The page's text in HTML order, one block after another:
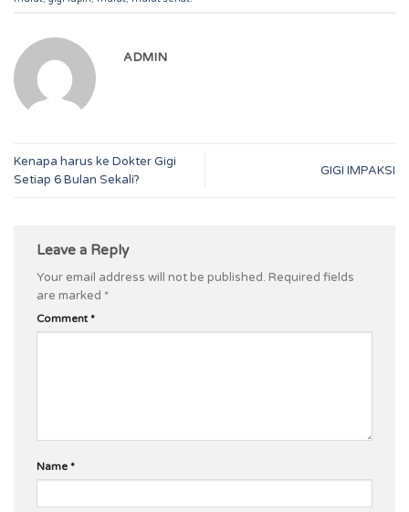
ADMIN
Kenapa harus ke Dokter Gigi
Setiap 6 Bulan Sekali?
GIGI IMPAKSI
Leave a Reply
Your email address will not be published. Required fields
are marked *
Comment *
Name *